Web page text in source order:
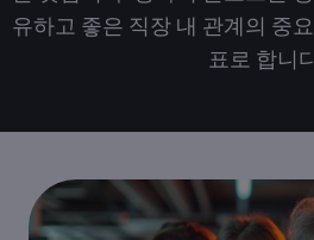
유하고 좋은 직장 내 관계의 중
표로 합니